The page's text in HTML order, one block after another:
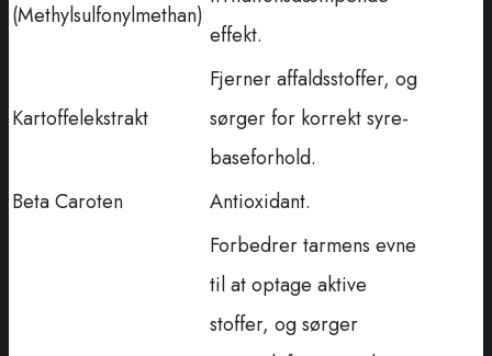
(Methylsulfonylmethan)
effekt.
Kartoffelekstrakt
Fjerner affaldsstoffer, og
sørger for korrekt syre-
baseforhold.
Beta Caroten
Antioxidant.
Forbedrer tarmens evne
til at optage aktive
stoffer, og sørger